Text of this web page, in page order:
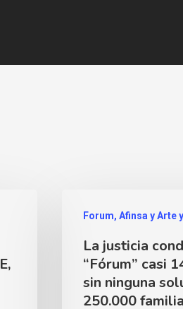
Forum, Afinsa y Arte
La justicia
“Fórum” casi
sin ninguna
250.000